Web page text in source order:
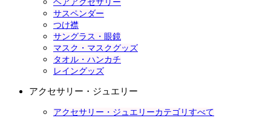
ヘアアクセサリー
サスペンダー
つけ襟
サングラス・眼鏡
マスク・マスクグッズ
タオル・ハンカチ
レイングッズ
アクセサリー・ジュエリー
アクセサリー・ジュエリーカテゴリすべて